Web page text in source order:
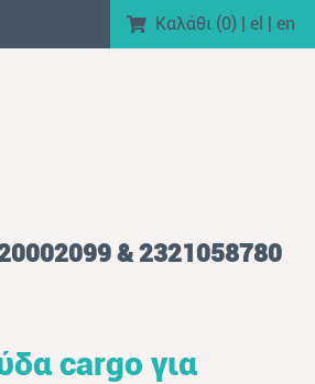
Καλάθι (0) | el | en
& 2321058780
cargo για